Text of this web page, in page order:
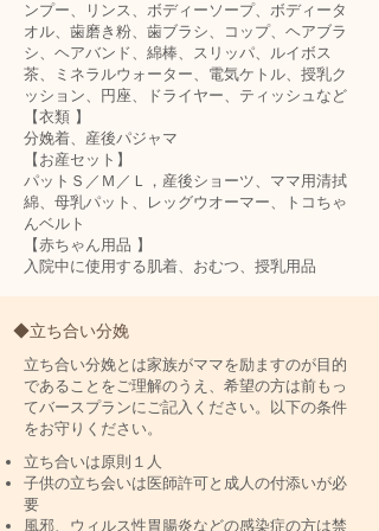
ンプー、リンス、ボディーソープ、ボディータ
オル、歯磨き粉、歯ブラシ、コップ、ヘアブラ
シ、ヘアバンド、綿棒、スリッパ、ルイボス
茶、ミネラルウォーター、電気ケトル、授乳ク
ッション、円座、ドライヤー、ティッシュなど
【衣類 】
分娩着、産後パジャマ
【お産セット】
パットＳ／Ｍ／Ｌ，産後ショーツ、ママ用清拭
綿、母乳パット、レッグウオーマー、トコちゃ
んベルト
【赤ちゃん用品 】
入院中に使用する肌着、おむつ、授乳用品
◆立ち合い分娩
立ち合い分娩とは家族がママを励ますのが目的
であることをご理解のうえ、希望の方は前もっ
てバースプランにご記入ください。以下の条件
をお守りください。
立ち合いは原則１人
子供の立ち会いは医師許可と成人の付添いが必
要
風邪、ウィルス性胃腸炎などの感染症の方は禁